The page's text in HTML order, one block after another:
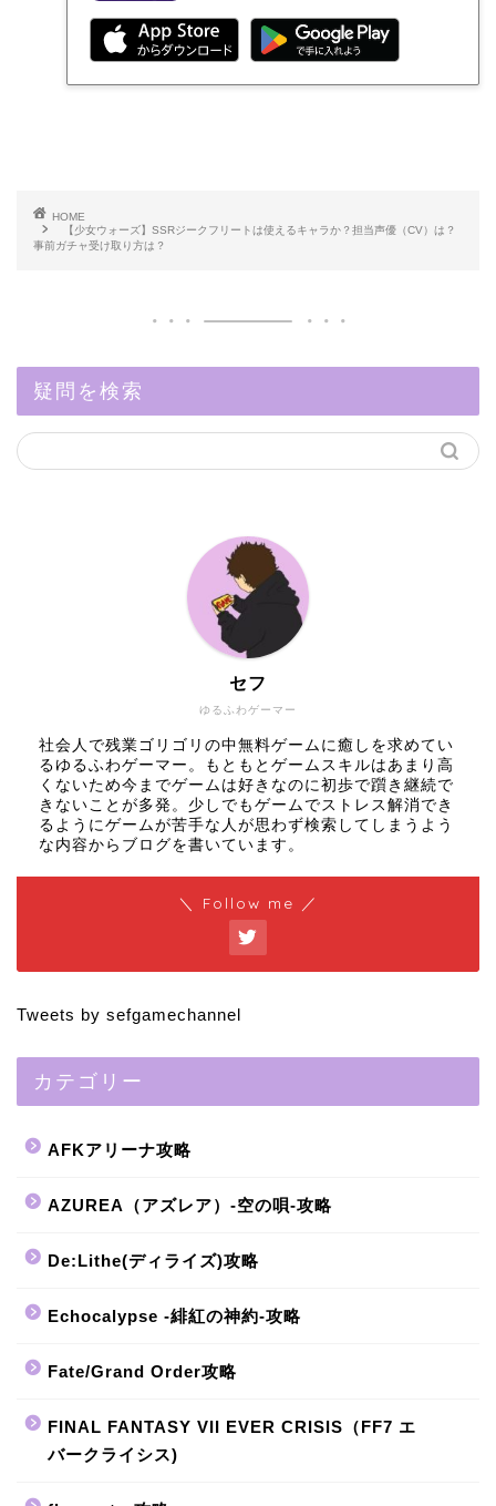
HOME
【少女ウォーズ】SSRジークフリートは使えるキャラか？担当声優（CV）は？
事前ガチャ受け取り方は？
疑問を検索
ゆるふわゲーマー
セフ
社会人で残業ゴリゴリの中無料ゲームに癒しを求めてい
るゆるふわゲーマー。もともとゲームスキルはあまり高
くないため今までゲームは好きなのに初歩で躓き継続で
きないことが多発。少しでもゲームでストレス解消でき
るようにゲームが苦手な人が思わず検索してしまうよう
な内容からブログを書いています。
＼ Follow me ／
Tweets by sefgamechannel
カテゴリー
AFKアリーナ攻略
AZUREA（アズレア）-空の唄-攻略
De:Lithe(ディライズ)攻略
Echocalypse -緋紅の神約-攻略
Fate/Grand Order攻略
FINAL FANTASY VII EVER CRISIS（FF7 エ
バークライシス)